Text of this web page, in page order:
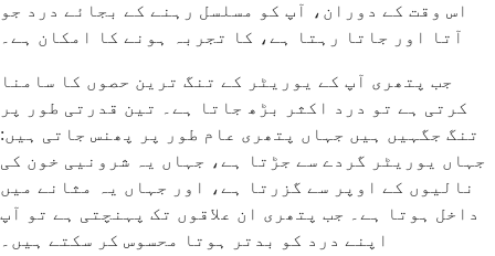
اس وقت کے دوران، آپ کو مسلسل رہنے کے بجائے درد جو
آتا اور جاتا رہتا ہے، کا تجربہ ہونے کا امکان ہے۔
جب پتھری آپ کے یوریٹر کے تنگ ترین حصوں کا سامنا
کرتی ہے تو درد اکثر بڑھ جاتا ہے۔ تین قدرتی طور پر
تنگ جگہیں ہیں جہاں پتھری عام طور پر پھنس جاتی ہیں:
جہاں یوریٹر گردے سے جڑتا ہے، جہاں یہ شرونیی خون کی
نالیوں کے اوپر سے گزرتا ہے، اور جہاں یہ مثانے میں
داخل ہوتا ہے۔ جب پتھری ان علاقوں تک پہنچتی ہے تو آپ
اپنے درد کو بدتر ہوتا محسوس کر سکتے ہیں۔